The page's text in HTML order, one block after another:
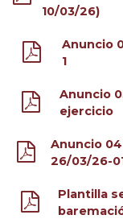
10/03/26)
Anuncio
1
Anuncio
ejercicio
Anuncio
26/03/26-
Plantilla